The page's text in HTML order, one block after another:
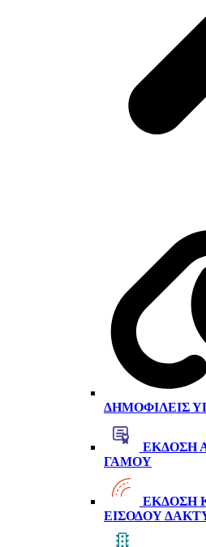
ΔΗΜΟΦΙΛΕΊΣ
ΈΚΔΟΣΗ
ΓΆΜΟΥ
ΈΚΔΟΣΗ
ΕΙΣΌΔΟΥ